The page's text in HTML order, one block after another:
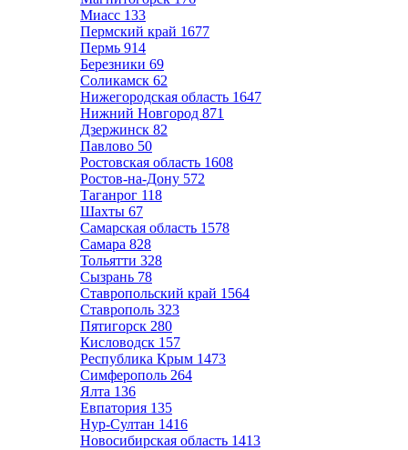
Миасс 133
Пермский край 1677
Пермь 914
Березники 69
Соликамск 62
Нижегородская область 1647
Нижний Новгород 871
Дзержинск 82
Павлово 50
Ростовская область 1608
Ростов-на-Дону 572
Таганрог 118
Шахты 67
Самарская область 1578
Самара 828
Тольятти 328
Сызрань 78
Ставропольский край 1564
Ставрополь 323
Пятигорск 280
Кисловодск 157
Республика Крым 1473
Симферополь 264
Ялта 136
Евпатория 135
Нур-Султан 1416
Новосибирская область 1413